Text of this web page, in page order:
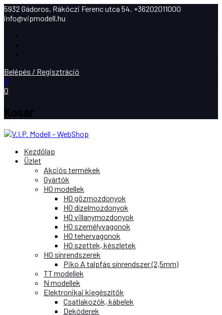
5932 Gádoros, Rákóczi Ferenc utca 54. +36202011000
info@vipmodell.hu
Belépés / Regisztráció
0
0
Kosár
Kezdőlap
Üzlet
Akciós termékek
Gyártók
H0 modellek
H0 gőzmozdonyok
H0 dízelmozdonyok
H0 villanymozdonyok
H0 személyvagonok
H0 tehervagonok
H0 szettek, készletek
H0 sínrendszerek
Piko A talpfás sínrendszer (2,5mm)
TT modellek
N modellek
Elektronikai kiegészítők
Csatlakozók, kábelek
Dekóderek